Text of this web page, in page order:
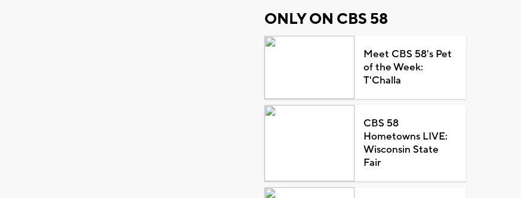
ONLY ON CBS 58
Meet CBS 58's Pet
of the Week:
T'Challa
CBS 58
Hometowns LIVE:
Wisconsin State
Fair